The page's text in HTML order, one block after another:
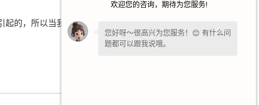
的，所以当我们出现问题的时候，还是需要及时前
欢迎您的咨询，期待为您服务!
您好呀～很高兴为您服务！😊 有什么问
题都可以跟我说哦。